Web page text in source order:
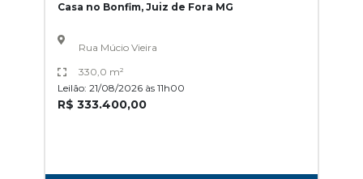
Casa no Bonfim, Juiz de Fora MG
Rua Múcio Vieira
330,0 m²
Leilão: 21/08/2026 às 11h00
R$ 333.400,00